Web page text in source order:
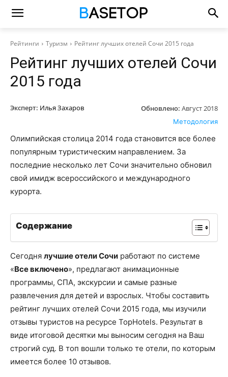
Рейтинги Туризм Рейтинг лучших отелей Сочи 2015 года
Рейтинг лучших отелей Сочи
2015 года
Эксперт: Илья Захаров Обновлено: Август 2018
Методология
Олимпийская столица 2014 года становится все более
популярным туристическим направлением. За
последние несколько лет Сочи значительно обновил
свой имидж всероссийского и международного
курорта.
Содержание
Сегодня лучшие отели Сочи работают по системе
«Все включено», предлагают анимационные
программы, СПА, экскурсии и самые разные
развлечения для детей и взрослых. Чтобы составить
рейтинг лучших отелей Сочи 2015 года, мы изучили
отзывы туристов на ресурсе TopHotels. Результат в
виде итоговой десятки мы выносим сегодня на Ваш
строгий суд. В топ вошли только те отели, по которым
имеется более 10 отзывов.